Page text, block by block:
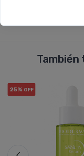
También
25% OFF